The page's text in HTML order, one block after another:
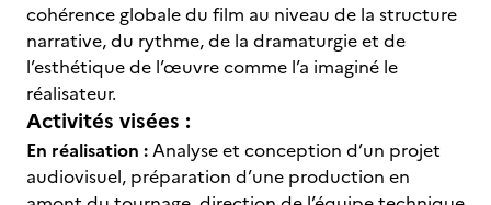
cohérence globale du film au niveau de la structure
narrative, du rythme, de la dramaturgie et de
l’esthétique de l’œuvre comme l’a imaginé le
réalisateur.
Activités visées :
En réalisation :Analyse et conception d’un projet
audiovisuel, préparation d’une production en